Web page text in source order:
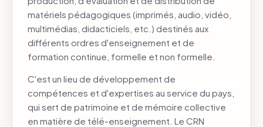
matériels pédagogiques (imprimés, audio, vidéo,
multimédias, didacticiels, etc.) destinés aux
différents ordres d'enseignement et de
formation continue, formelle et non formelle.
C'est un lieu de développement de
compétences et d'expertises au service du pays,
qui sert de patrimoine et de mémoire collective
en matière de télé-enseignement. Le CRN